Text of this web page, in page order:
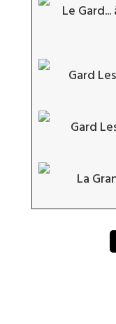
Le
Gard
Gard
La